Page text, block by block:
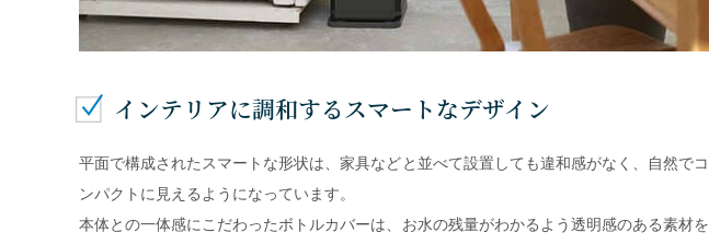
インテリアに調和するスマートなデザイン
平面で構成されたスマートな形状は、家具などと並べて設置しても違和感がなく、自然でコ
ンパクトに見えるようになっています。
本体との一体感にこだわったボトルカバーは、お水の残量がわかるよう透明感のある素材を